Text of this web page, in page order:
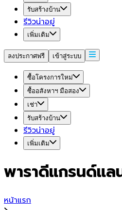
รับสร้างบ้าน
รีวิวน่าอยู่
เพิ่มเติม
ลงประกาศฟรี เข้าสู่ระบบ
ซื้อโครงการใหม่
ซื้ออสังหาฯ มือสอง
เช่า
รับสร้างบ้าน
รีวิวน่าอยู่
เพิ่มเติม
พาราดีแกรนด์แล
หน้าแรก